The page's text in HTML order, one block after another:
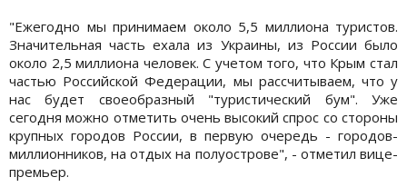
"Ежегодно мы принимаем около 5,5 миллиона туристов.
Значительная часть ехала из Украины, из России было
около 2,5 миллиона человек. С учетом того, что Крым стал
частью Российской Федерации, мы рассчитываем, что у
нас будет своеобразный "туристический бум". Уже
сегодня можно отметить очень высокий спрос со стороны
крупных городов России, в первую очередь - городов-
миллионников, на отдых на полуострове", - отметил вице-
премьер.